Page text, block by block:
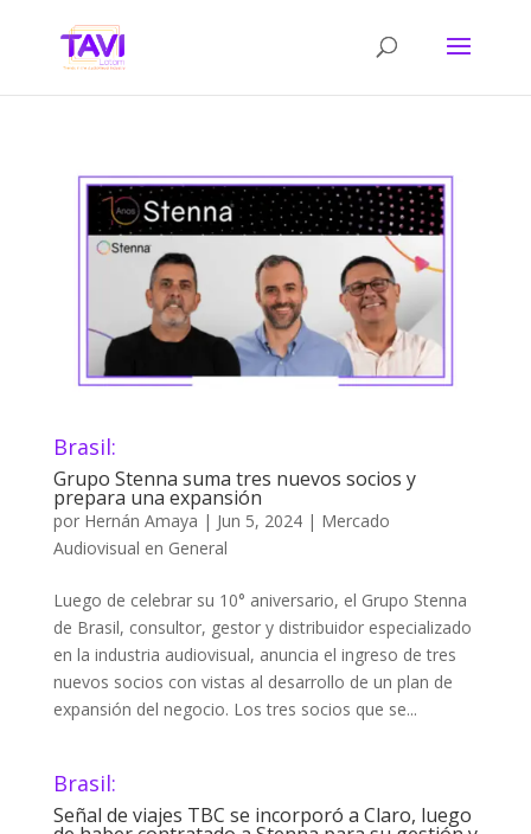
Brasil:
Grupo Stenna suma tres nuevos socios y
prepara una expansión
por Hernán Amaya | Jun 5, 2024| Mercado
Audiovisual en General
Luego de celebrar su 10° aniversario, el Grupo Stenna
de Brasil, consultor, gestor y distribuidor especializado
en la industria audiovisual, anuncia el ingreso de tres
nuevos socios con vistas al desarrollo de un plan de
expansión del negocio. Los tres socios que se...
Brasil:
Señal de viajes TBC se incorporó a Claro, luego